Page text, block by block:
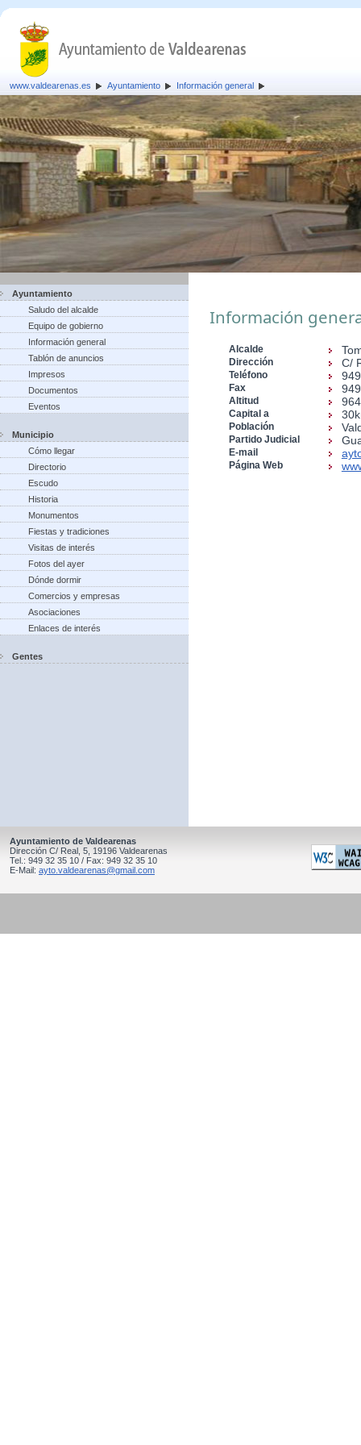
www.valdearenas.es Ayuntamiento Información general
Ayuntamiento
Saludo del alcalde
Equipo de gobierno
Información general
Tablón de anuncios
Impresos
Documentos
Eventos
Municipio
Cómo llegar
Directorio
Escudo
Historia
Monumentos
Fiestas y tradiciones
Visitas de interés
Fotos del ayer
Dónde dormir
Comercios y empresas
Asociaciones
Enlaces de interés
Gentes
Información
Alcalde
Dirección C/
Teléfono
Fax
Altitud
Capital a
Población
Partido Judicial
E-mail
Página Web
Ayuntamiento de Valdearenas
Dirección C/ Real, 5, 19196 Valdearenas
Tel.: 949 32 35 10 / Fax: 949 32 35 10
E-Mail: ayto.valdearenas@gmail.com